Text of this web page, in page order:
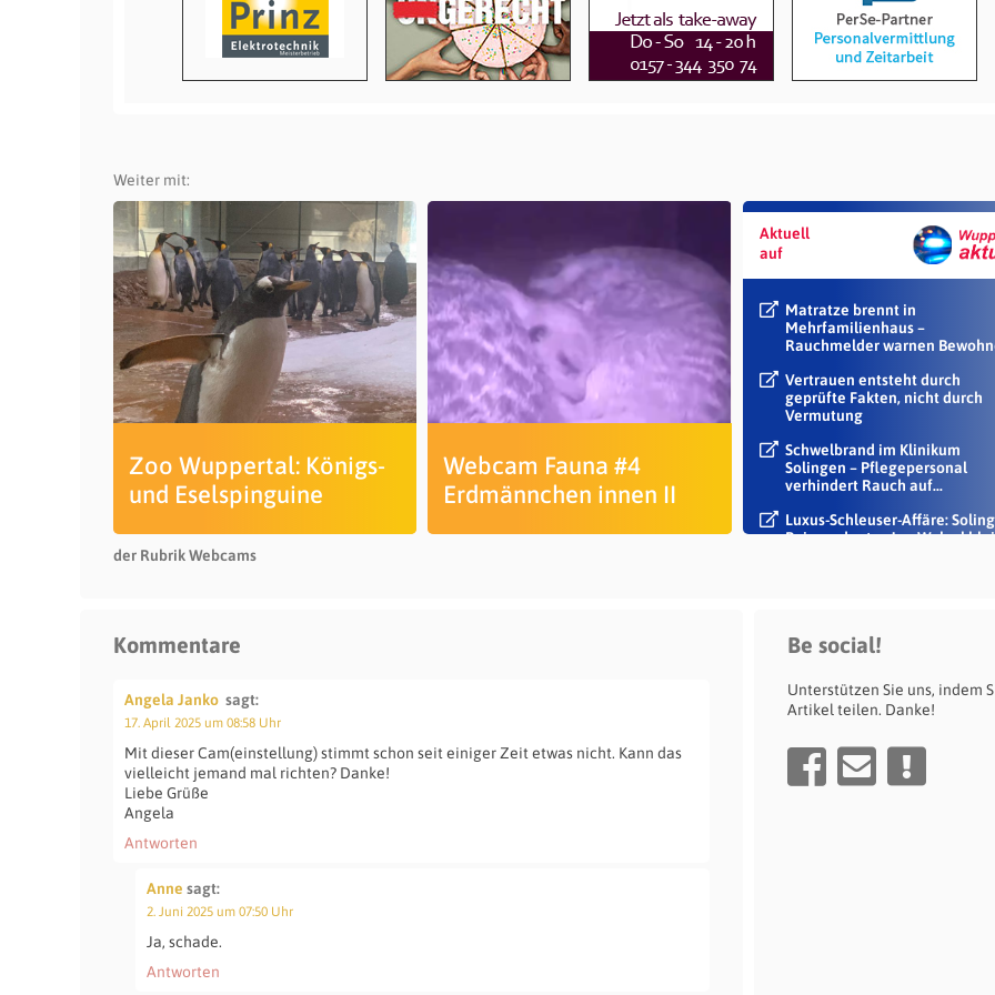
Weiter mit:
Zoo Wuppertal: Königs-
und Eselspinguine
Webcam Fauna #4
Erdmännchen innen II
Aktuell
auf
Matratze brennt in
Mehrfamilienhaus –
Rauchmelder warnen
Vertrauen entsteht durch
geprüfte Fakten, nicht durch
Vermutung
Schwelbrand im Klinikum
Solingen – Pflegepersonal
verhindert Rauch auf...
Luxus-Schleuser-Affäre:
Beigeordneter Jan Welzel
der Rubrik Webcams
Kommentare
Angela Janko sagt:
17. April 2025 um 08:58 Uhr
Mit dieser Cam(einstellung) stimmt schon seit einiger Zeit etwas nicht. Kann das
vielleicht jemand mal richten? Danke!
Liebe Grüße
Angela
Antworten
Anne sagt:
2. Juni 2025 um 07:50 Uhr
Ja, schade.
Antworten
Be social!
Unterstützen Sie uns, indem
Artikel teilen. Danke!